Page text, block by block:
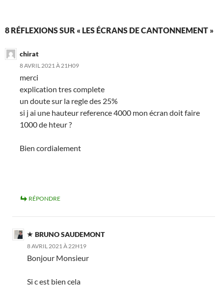
8 RÉFLEXIONS SUR « LES ÉCRANS DE CANTONNEMENT »
chirat
8 AVRIL 2021 À 21H09
merci
explication tres complete
un doute sur la regle des 25%
si j ai une hauteur reference 4000 mon écran doit faire
1000 de hteur ?
Bien cordialement
RÉPONDRE
BRUNO SAUDEMONT
8 AVRIL 2021 À 22H19
Bonjour Monsieur
Si c est bien cela